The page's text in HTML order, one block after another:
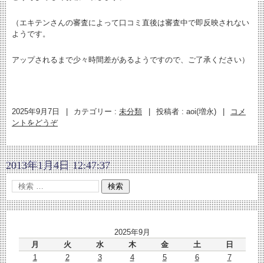
（エキテンさんの審査によって口コミ直後は審査中で即反映されない
ようです。
アップされるまで少々時間差があるようですので、ご了承ください）
2025年9月7日 カテゴリー : 未分類 投稿者 : aoi(増永)
コメ
ントをどうぞ
2013年1月4日 12:47:37
2025年9月
月
火 水 木 金 土
日
1
2 3 4 5 6
7